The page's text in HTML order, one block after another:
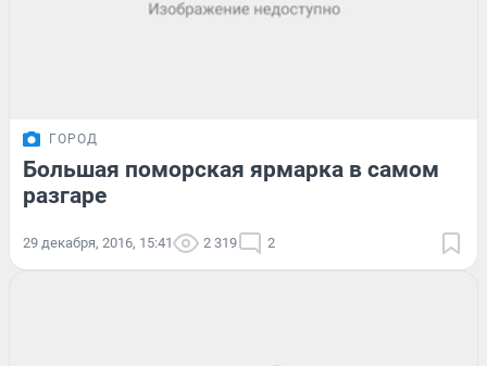
ГОРОД
Большая поморская ярмарка в самом
разгаре
29 декабря, 2016, 15:41 2 319 2